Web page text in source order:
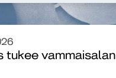
tukee vammaisalan